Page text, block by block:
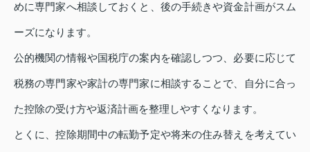
めに専門家へ相談しておくと、後の手続きや資金計画がスム
ーズになります。
公的機関の情報や国税庁の案内を確認しつつ、必要に応じて
税務の専門家や家計の専門家に相談することで、自分に合っ
た控除の受け方や返済計画を整理しやすくなります。
とくに、控除期間中の転勤予定や将来の住み替えを考えてい